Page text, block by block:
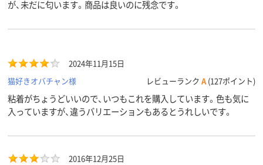
が、未だに匂います。商品は良いのに残念です。
2024年11月15日
猫好きオバチャン様
レビューランク A (127ポイント)
粘着がちょうどいいので、いつもこれを購入しています。色も気に
入っていますが、違うバリエーションもあるとうれしいです。
2016年12月25日